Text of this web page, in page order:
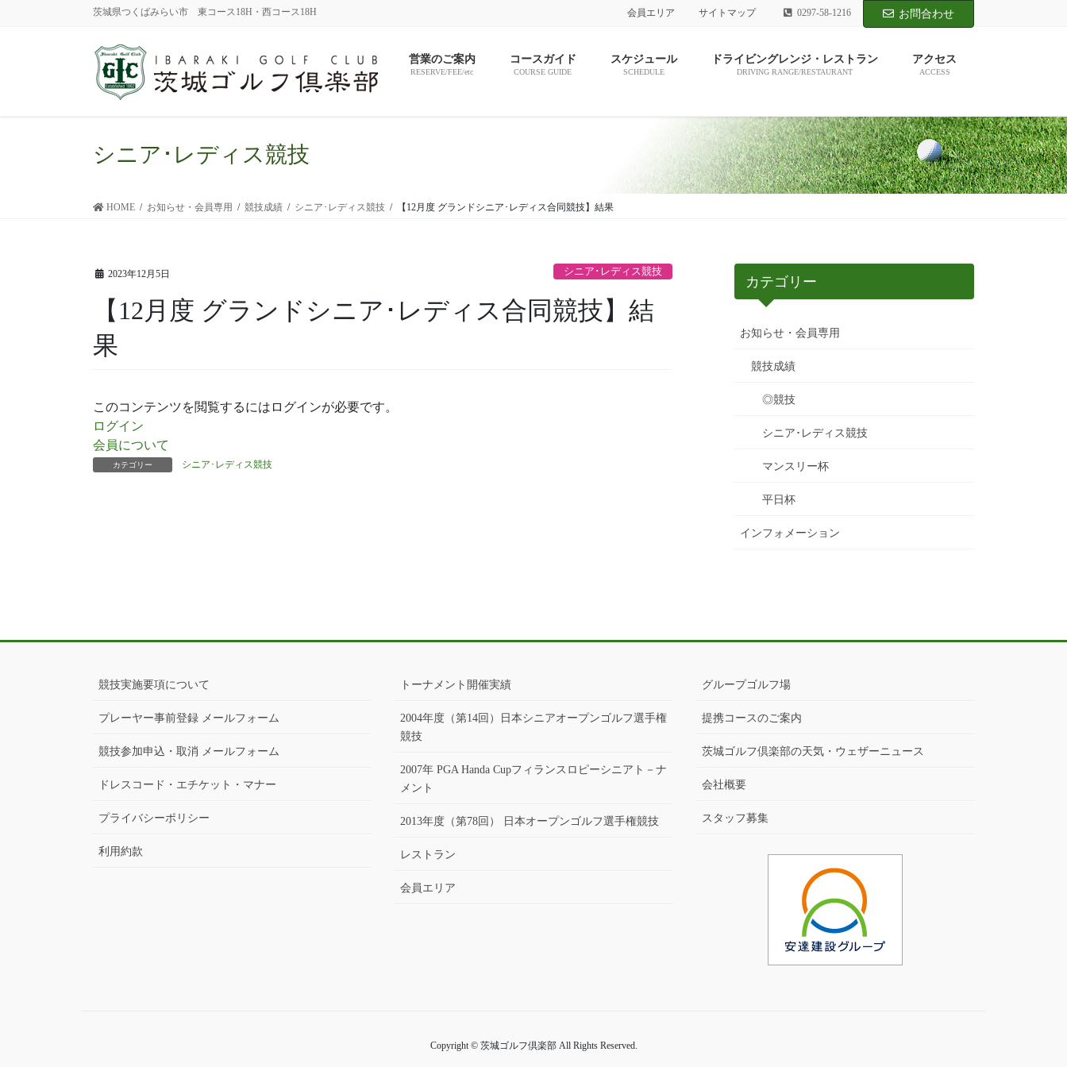
茨城県つくばみらい市 東コース18H・西コース18H 会員エリア サイトマップ 0297-58-1216 お問合わせ
営業のご案内
RESERVE/FEE/etc
コースガイド
COURSE GUIDE
スケジュール
SCHEDULE
ドライビングレンジ・レストラン
DRIVING RANGE/RESTAURANT
アクセス
ACCESS
シニア･レディス競技
HOME お知らせ・会員専用 競技成績 シニア･レディス競技 【12月度 グランドシニア･レディス合同競技】結果
2023年12月5日 シニア･レディス競技
【12月度 グランドシニア･レディス合同競技】結
果
このコンテンツを閲覧するにはログインが必要です。
ログイン
会員について
カテゴリー シニア･レディス競技
カテゴリー
お知らせ・会員専用
競技成績
◎競技
シニア･レディス競技
マンスリー杯
平日杯
インフォメーション
競技実施要項について
プレーヤー事前登録 メールフォーム
競技参加申込・取消 メールフォーム
ドレスコード・エチケット・マナー
プライバシーポリシー
利用約款
トーナメント開催実績
2004年度（第14回）日本シニアオープンゴルフ選手権
競技
2007年 PGA Handa Cupフィランスロピーシニアト－ナ
メント
2013年度（第78回） 日本オープンゴルフ選手権競技
レストラン
会員エリア
グループゴルフ場
提携コースのご案内
茨城ゴルフ倶楽部の天気・ウェザーニュース
会社概要
スタッフ募集
Copyright © 茨城ゴルフ倶楽部 All Rights Reserved.